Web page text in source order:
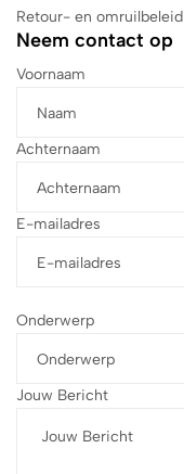
Retour- en omruilbeleid
Neem contact op
Voornaam
Achternaam
E-mailadres
Onderwerp
Jouw Bericht